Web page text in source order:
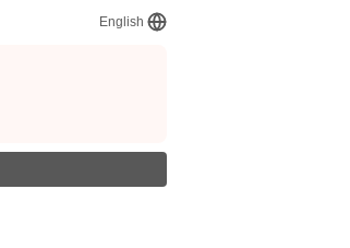
English